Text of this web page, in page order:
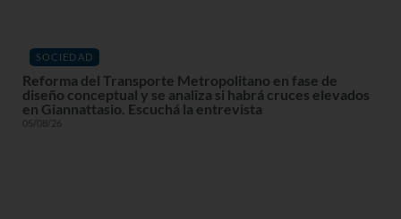
SOCIEDAD
Reforma del Transporte Metropolitano en fase de
diseño conceptual y se analiza si habrá cruces elevados
en Giannattasio. Escuchá la entrevista
05/08/26